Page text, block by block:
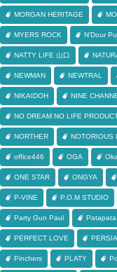
MORGAN HERITAGE
MYERS ROCK N'Dour
NATTY LIFE 山口
NEWMAN NEWTRAL
NIKAIDOH NINE
NO DREAM NO LIFE
NORTHER NOTORIOUS
office446 OGA
ONE STAR ONGYA
P-VINE P.O.M STUDIO
Party Gun Paul
PERFECT LOVE PERSIA
Pinchers PLATY